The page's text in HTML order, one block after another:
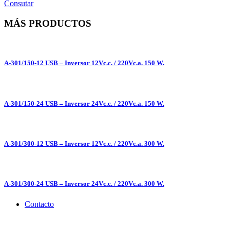
Consutar
MÁS PRODUCTOS
A-301/150-12 USB – Inversor 12Vc.c. / 220Vc.a. 150 W.
A-301/150-24 USB – Inversor 24Vc.c. / 220Vc.a. 150 W.
A-301/300-12 USB – Inversor 12Vc.c. / 220Vc.a. 300 W.
A-301/300-24 USB – Inversor 24Vc.c. / 220Vc.a. 300 W.
Contacto